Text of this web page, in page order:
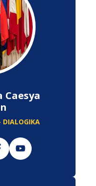
Caesya
DIALOGIKA